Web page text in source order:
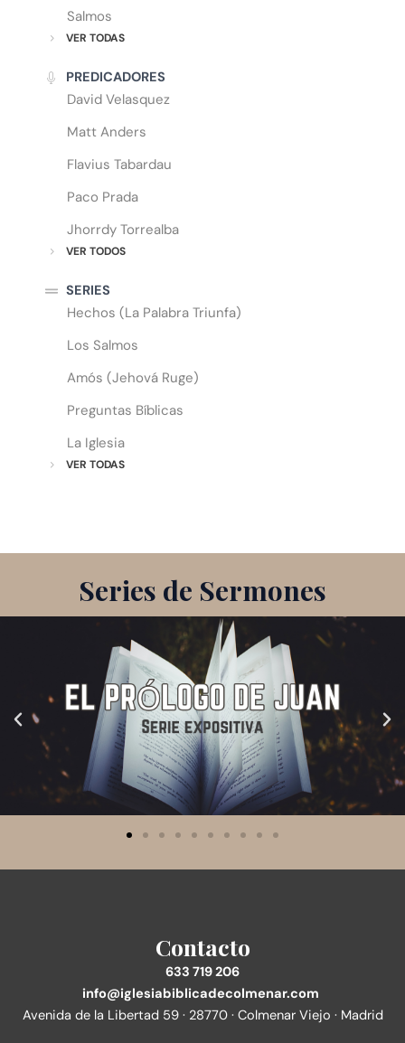
Salmos
VER TODAS
PREDICADORES
David Velasquez
Matt Anders
Flavius Tabardau
Paco Prada
Jhorrdy Torrealba
VER TODOS
SERIES
Hechos (La Palabra Triunfa)
Los Salmos
Amós (Jehová Ruge)
Preguntas Bíblicas
La Iglesia
VER TODAS
Series de Sermones
Contacto
633 719 206
info@iglesiabiblicadecolmenar.com
Avenida de la Libertad 59 · 28770 · Colmenar Viejo · Madrid